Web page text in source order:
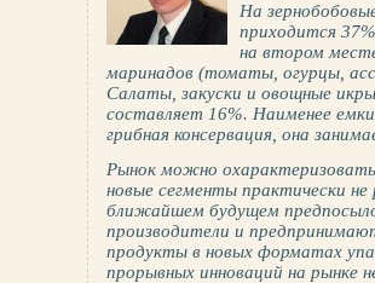
На
приходится
на втором
маринадов (томаты, огурцы,
Салаты, закуски и овощные
составляет 16%. Наименее
грибная консервация, она
Рынок можно
новые сегменты практически
ближайшем будущем
производители и
продукты в новых форматах
прорывных инноваций на рынке